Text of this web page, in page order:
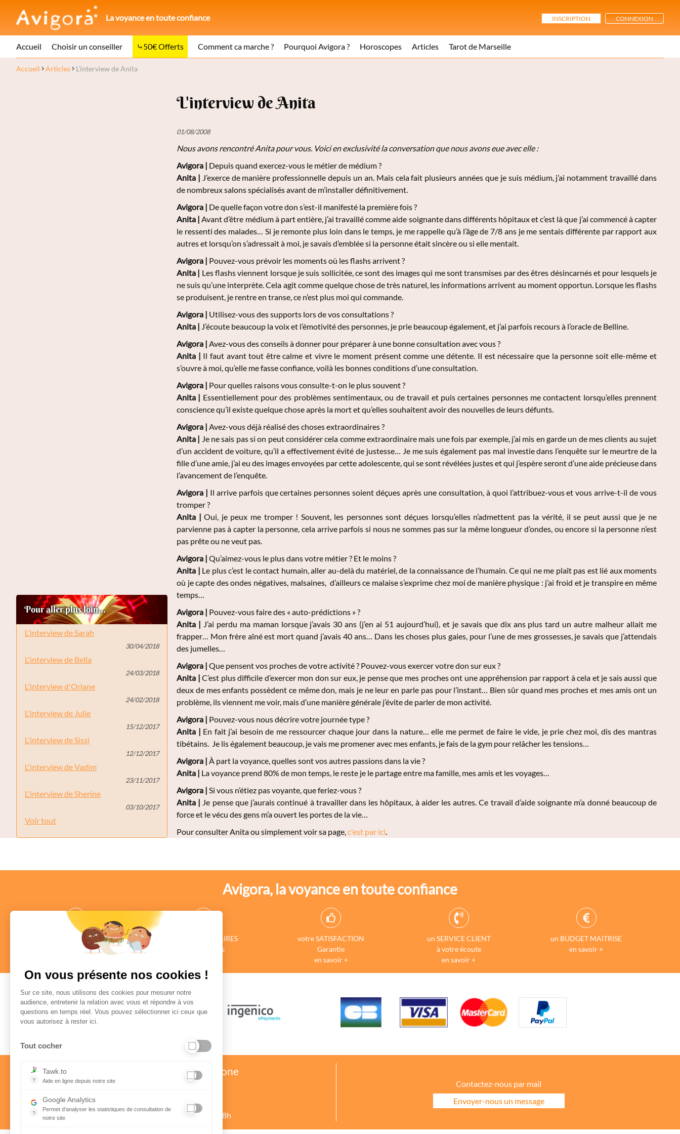
La voyance en toute confiance INSCRIPTION CONNEXION
Accueil Choisir un conseiller 50€ Offerts Comment ca marche ? Pourquoi Avigora ? Horoscopes Articles Tarot de Marseille
Accueil Articles L'interview de Anita
Pour aller plus loin...
L'interview de Sarah
30/04/2018
L'interview de Bella
24/03/2018
L'interview d'Orlane
24/02/2018
L'interview de Julie
15/12/2017
L'interview de Sissi
12/12/2017
L'interview de Vadim
23/11/2017
L'interview de Sherine
03/10/2017
Voir tout
L'interview de Anita
01/08/2008
Nous avons rencontré Anita pour vous. Voici en exclusivité la conversation que nous avons eue avec elle :
Avigora | Depuis quand exercez-vous le métier de médium ?
Anita | J’exerce de manière professionnelle depuis un an. Mais cela fait plusieurs années que je suis médium, j’ai notamment travaillé dans
de nombreux salons spécialisés avant de m’installer définitivement.
Avigora | De quelle façon votre don s’est-il manifesté la première fois ?
Anita | Avant d’être médium à part entière, j’ai travaillé comme aide soignante dans différents hôpitaux et c’est là que j’ai commencé à capter
le ressenti des malades… Si je remonte plus loin dans le temps, je me rappelle qu’à l’âge de 7/8 ans je me sentais différente par rapport aux
autres et lorsqu’on s’adressait à moi, je savais d’emblée si la personne était sincère ou si elle mentait.
Avigora | Pouvez-vous prévoir les moments où les flashs arrivent ?
Anita | Les flashs viennent lorsque je suis sollicitée, ce sont des images qui me sont transmises par des êtres désincarnés et pour lesquels je
ne suis qu’une interprète. Cela agit comme quelque chose de très naturel, les informations arrivent au moment opportun. Lorsque les flashs
se produisent, je rentre en transe, ce n’est plus moi qui commande.
Avigora | Utilisez-vous des supports lors de vos consultations ?
Anita | J’écoute beaucoup la voix et l’émotivité des personnes, je prie beaucoup également, et j’ai parfois recours à l’oracle de Belline.
Avigora | Avez-vous des conseils à donner pour préparer à une bonne consultation avec vous ?
Anita | Il faut avant tout être calme et vivre le moment présent comme une détente. Il est nécessaire que la personne soit elle-même et
s’ouvre à moi, qu’elle me fasse confiance, voilà les bonnes conditions d’une consultation.
Avigora | Pour quelles raisons vous consulte-t-on le plus souvent ?
Anita | Essentiellement pour des problèmes sentimentaux, ou de travail et puis certaines personnes me contactent lorsqu’elles prennent
conscience qu’il existe quelque chose après la mort et qu’elles souhaitent avoir des nouvelles de leurs défunts.
Avigora | Avez-vous déjà réalisé des choses extraordinaires ?
Anita | Je ne sais pas si on peut considérer cela comme extraordinaire mais une fois par exemple, j’ai mis en garde un de mes clients au sujet
d’un accident de voiture, qu’il a effectivement évité de justesse… Je me suis également pas mal investie dans l’enquête sur le meurtre de la
fille d’une amie, j’ai eu des images envoyées par cette adolescente, qui se sont révélées justes et qui j’espère seront d’une aide précieuse dans
l’avancement de l’enquête.
Avigora | Il arrive parfois que certaines personnes soient déçues après une consultation, à quoi l’attribuez-vous et vous arrive-t-il de vous
tromper ?
Anita | Oui, je peux me tromper ! Souvent, les personnes sont déçues lorsqu’elles n’admettent pas la vérité, il se peut aussi que je ne
parvienne pas à capter la personne, cela arrive parfois si nous ne sommes pas sur la même longueur d’ondes, ou encore si la personne n’est
pas prête ou ne veut pas.
Avigora | Qu’aimez-vous le plus dans votre métier ? Et le moins ?
Anita | Le plus c’est le contact humain, aller au-delà du matériel, de la connaissance de l’humain. Ce qui ne me plaît pas est lié aux moments
où je capte des ondes négatives, malsaines, d’ailleurs ce malaise s’exprime chez moi de manière physique : j’ai froid et je transpire en même
temps…
Avigora | Pouvez-vous faire des « auto-prédictions » ?
Anita | J’ai perdu ma maman lorsque j’avais 30 ans (j’en ai 51 aujourd’hui), et je savais que dix ans plus tard un autre malheur allait me
frapper… Mon frère aîné est mort quand j’avais 40 ans… Dans les choses plus gaies, pour l’une de mes grossesses, je savais que j’attendais
des jumelles…
Avigora | Que pensent vos proches de votre activité ? Pouvez-vous exercer votre don sur eux ?
Anita | C’est plus difficile d’exercer mon don sur eux, je pense que mes proches ont une appréhension par rapport à cela et je sais aussi que
deux de mes enfants possèdent ce même don, mais je ne leur en parle pas pour l’instant… Bien sûr quand mes proches et mes amis ont un
problème, ils viennent me voir, mais d’une manière générale j’évite de parler de mon activité.
Avigora | Pouvez-vous nous décrire votre journée type ?
Anita | En fait j’ai besoin de me ressourcer chaque jour dans la nature… elle me permet de faire le vide, je prie chez moi, dis des mantras
tibétains. Je lis également beaucoup, je vais me promener avec mes enfants, je fais de la gym pour relâcher les tensions…
Avigora | À part la voyance, quelles sont vos autres passions dans la vie ?
Anita | La voyance prend 80% de mon temps, le reste je le partage entre ma famille, mes amis et les voyages…
Avigora | Si vous n’étiez pas voyante, que feriez-vous ?
Anita | Je pense que j’aurais continué à travailler dans les hôpitaux, à aider les autres. Ce travail d’aide soignante m’a donné beaucoup de
force et le vécu des gens m’a ouvert les portes de la vie…
Pour consulter Anita ou simplement voir sa page,c'est par ici.
Avigora, la voyance en toute confiance
des CONSEILLERS
au profil vérifié
des COMMENTAIRES
Authentiques
votre SATISFACTION
Garantie
en savoir +
un SERVICE CLIENT
à votre écoute
en savoir +
un BUDGET MAITRISE
en savoir +
Paiement sécurisé
Service client par téléphone
Du lundi au vendredi de 9h à 18h
Contactez-nous par mail
Envoyer-nous un message
On vous présente nos cookies !
Sur ce site, nous utilisons des cookies pour mesurer notre
audience, entretenir la relation avec vous et répondre à vos
questions en temps réel. Vous pouvez sélectionner ici ceux que
vous autorisez à rester ici.
Tout cocher
?
Tawk.to
Aide en ligne depuis notre site
?
Google Analytics
Permet d'analyser les statistiques de consultation de
notre site